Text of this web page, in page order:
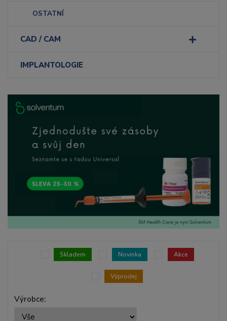
OSTATNÍ
CAD / CAM
IMPLANTOLOGIE
Výrobce:
Skladem Novinka Akce
Výprodej